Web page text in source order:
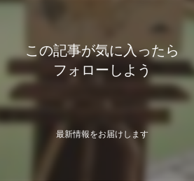
この記事が気に入ったら
フォローしよう
最新情報をお届けします